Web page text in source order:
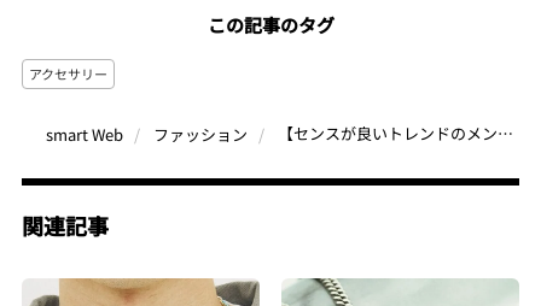
この記事のタグ
アクセサリー
smart Web ファッション 【センスが良いトレンドのメンズアクセ6選】オトナな色石＆ビーズづかいでコーデをランクアップ！
関連記事